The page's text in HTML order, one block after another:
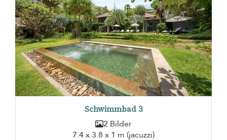
Schwimmbad 3
2 Bilder
7.4 x 3.8 x 1 m (jacuzzi)